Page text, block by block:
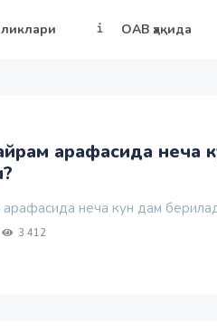
ОАВ ҳақида
арафасида неча
неча кун дам
3 412